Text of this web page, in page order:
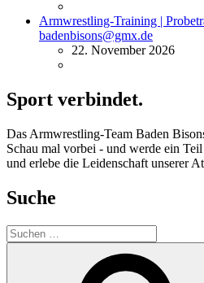
Armwrestling-Training |
badenbisons@gmx.de
22. November 2026
Sport verbindet.
Das Armwrestling-Team Baden
Schau mal vorbei - und werde ein
und erlebe die Leidenschaft unserer
Suche
Suchen
nach: